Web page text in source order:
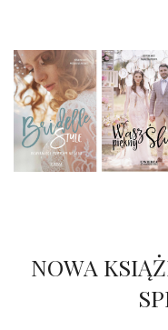
NOWA